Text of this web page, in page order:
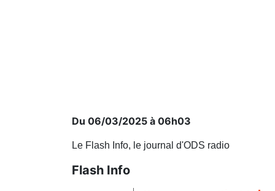
Du 06/03/2025 à 06h03
Le Flash Info, le journal d'ODS radio
Flash Info